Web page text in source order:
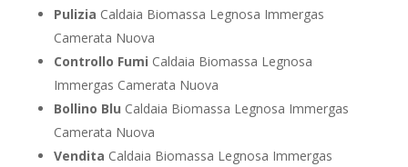
Pulizia Caldaia Biomassa Legnosa Immergas
Camerata Nuova
Controllo Fumi Caldaia Biomassa Legnosa
Immergas Camerata Nuova
Bollino Blu Caldaia Biomassa Legnosa Immergas
Camerata Nuova
Vendita Caldaia Biomassa Legnosa Immergas